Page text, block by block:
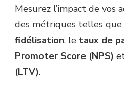
Mesurez l’impact de vos
des métriques telles
fidélisation, le taux de
Promoter Score (NPS)
(LTV).